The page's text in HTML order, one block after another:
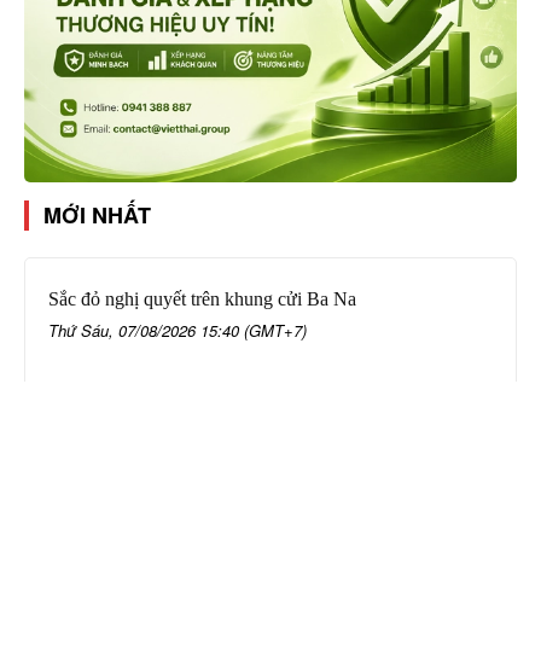
MỚI NHẤT
Sắc đỏ nghị quyết trên khung cửi Ba Na
Thứ Sáu, 07/08/2026 15:40 (GMT+7)